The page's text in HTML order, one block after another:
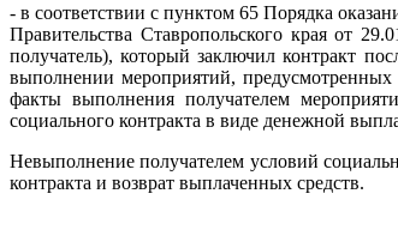
- в соответствии с пунктом 65 Порядка
Правительства Ставропольского края от
получатель), который заключил контракт
выполнении мероприятий,
факты выполнения получателем
социального контракта в виде денежной
Невыполнение получателем условий
контракта и возврат выплаченных средств.